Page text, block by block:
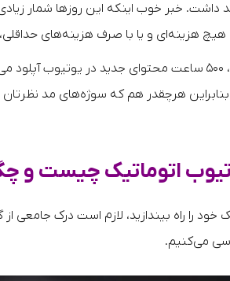
داشت. خبر خوب اینکه این روزها شمار
هزینه‌ای و یا با صرف هزینه‌های حداقلی،
: تقریبا در هر دقیقه، ۵۰۰ ساعت محتوای جدید در
بنابراین هرچقدر هم که سوژه‌های مد
اتوماتیک چیست و
خود را راه بیندازید، لازم است درک
می‌کنیم.